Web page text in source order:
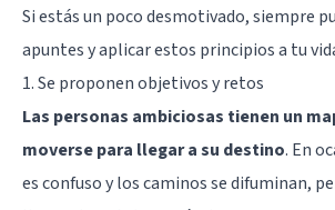
Si estás un poco desmotivado, siempre
apuntes y aplicar estos principios a tu
1. Se proponen objetivos y retos
Las personas ambiciosas tienen un
moverse para llegar a su destino. En
es confuso y los caminos se difuminan,